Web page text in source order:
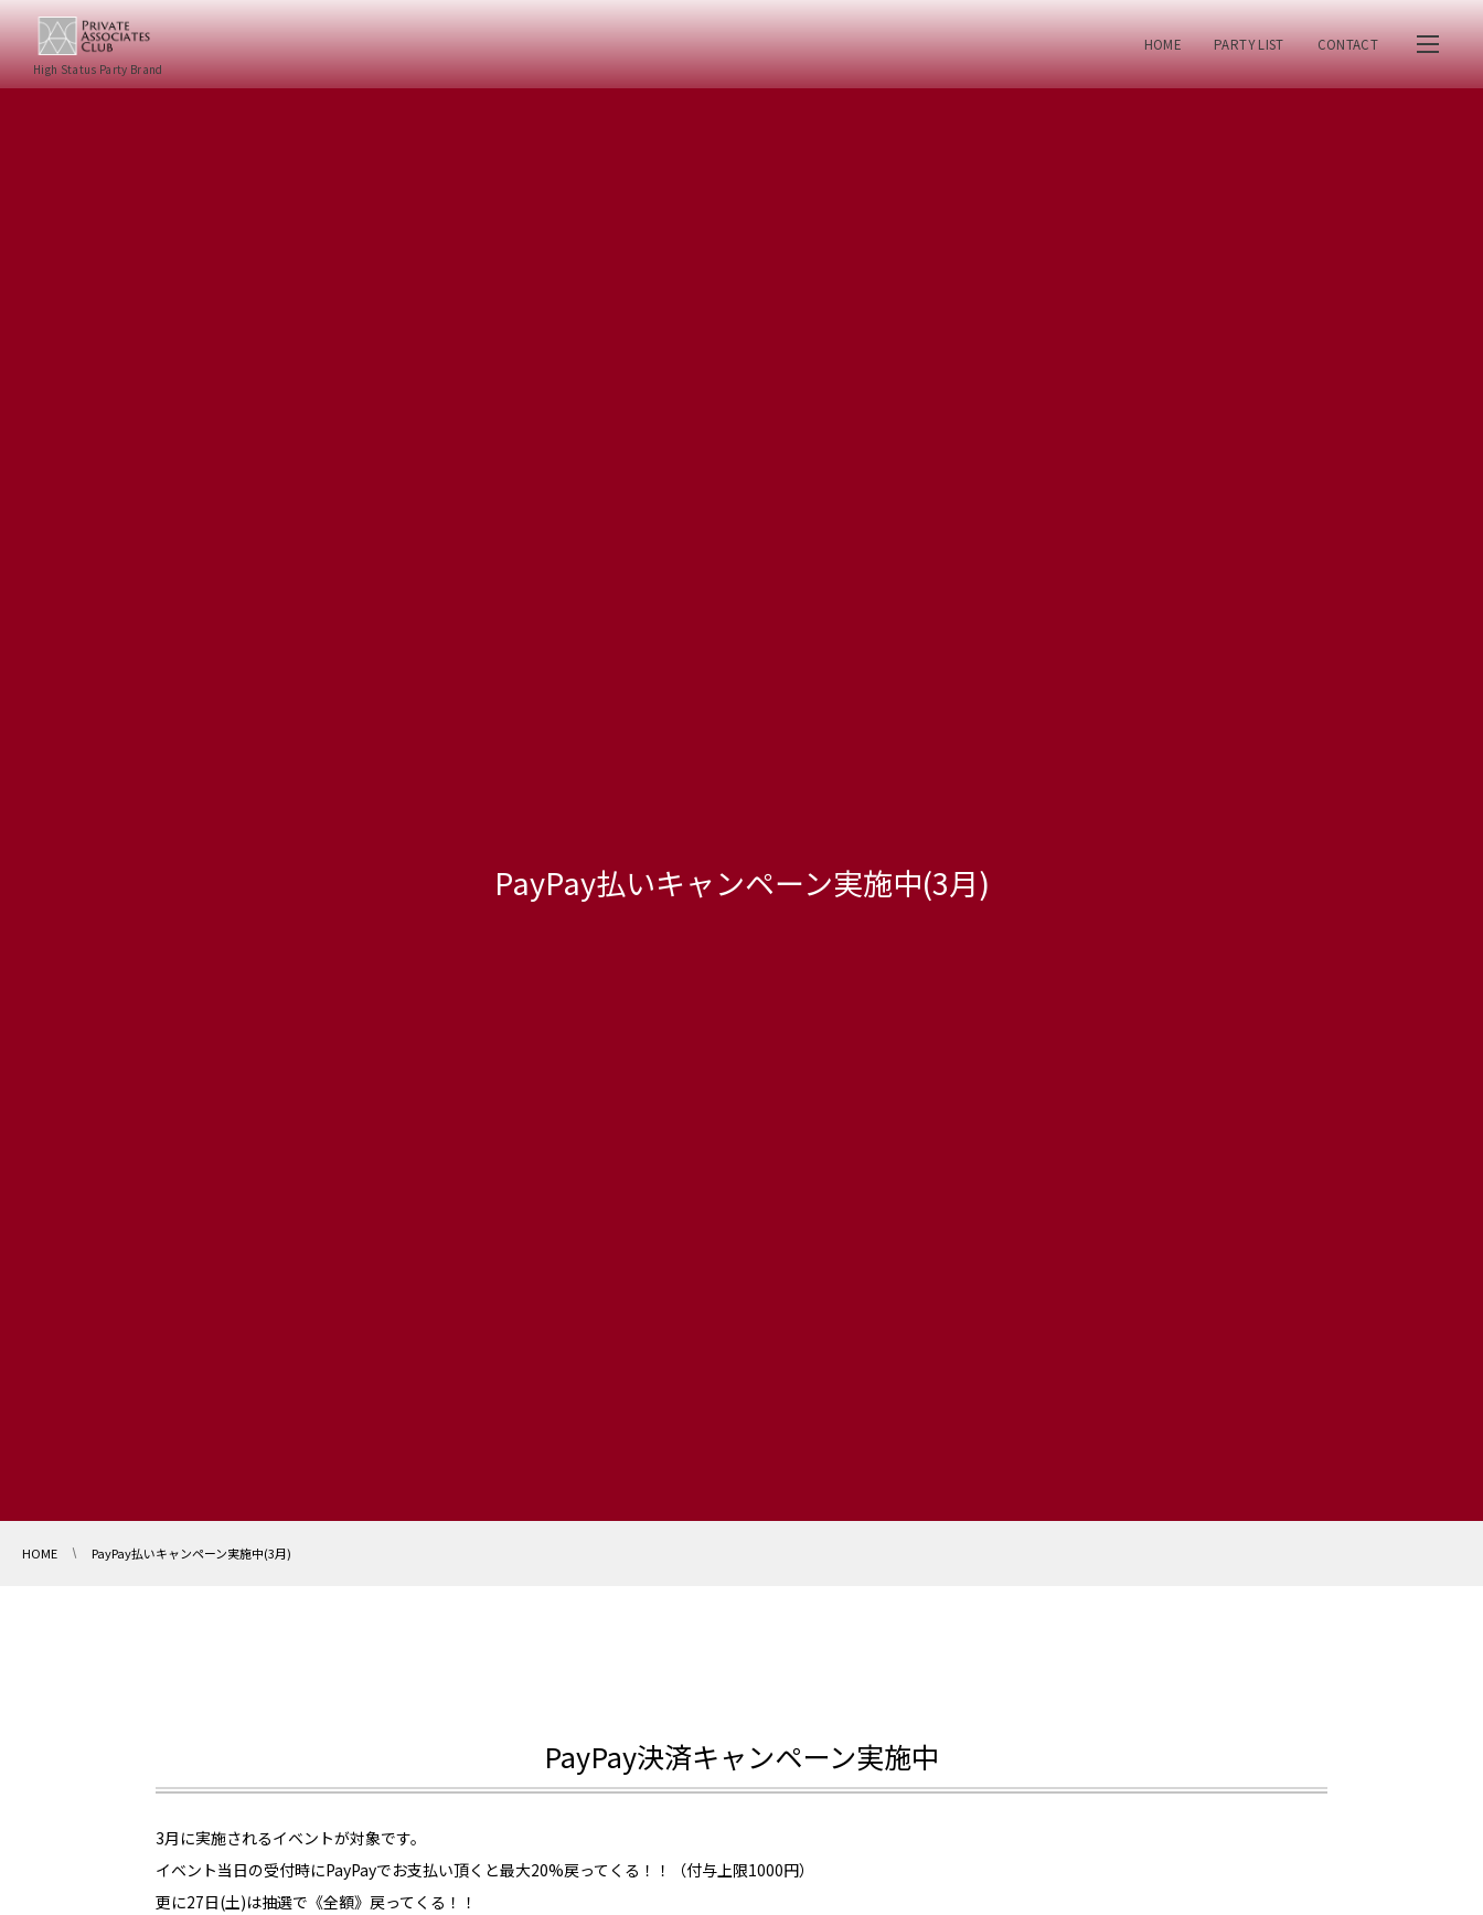
High Status Party Brand
HOME PARTY LIST CONTACT
PayPay払いキャンペーン実施中(3月)
HOME PayPay払いキャンペーン実施中(3月)
PayPay決済キャンペーン実施中
3月に実施されるイベントが対象です。
イベント当日の受付時にPayPayでお支払い頂くと最大20%戻ってくる！！（付与上限1000円）
更に27日(土)は抽選で《全額》戻ってくる！！